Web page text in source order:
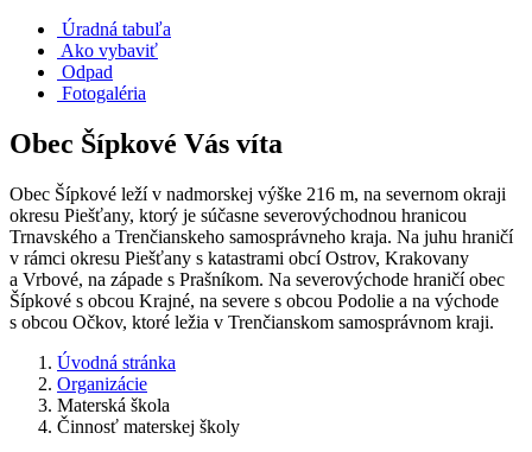
Úradná tabuľa
Ako vybaviť
Odpad
Fotogaléria
Obec Šípkové Vás víta
Obec Šípkové leží v nadmorskej výške 216 m, na severnom okraji
okresu Piešťany, ktorý je súčasne severovýchodnou hranicou
Trnavského a Trenčianskeho samosprávneho kraja. Na juhu hraničí
v rámci okresu Piešťany s katastrami obcí Ostrov, Krakovany
a Vrbové, na západe s Prašníkom. Na severovýchode hraničí obec
Šípkové s obcou Krajné, na severe s obcou Podolie a na východe
s obcou Očkov, ktoré ležia v Trenčianskom samosprávnom kraji.
Úvodná stránka
Organizácie
Materská škola
Činnosť materskej školy